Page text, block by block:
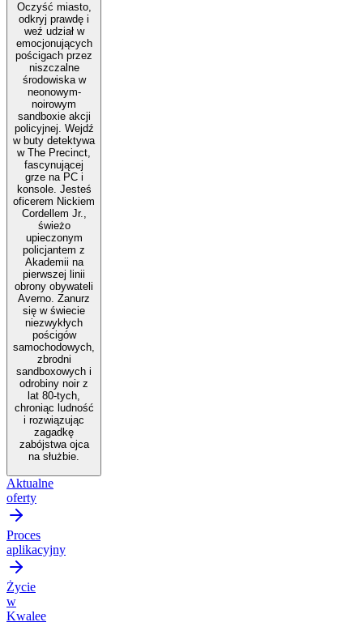
Oczyść miasto,
odkryj prawdę i
weź udział w
emocjonujących
pościgach przez
niszczalne
środowiska w
neonowym-
noirowym
sandboxie akcji
policyjnej. Wejdź
w buty detektywa
w The Precinct,
fascynującej
grze na PC i
konsole. Jesteś
oficerem Nickiem
Cordellem Jr.,
świeżo
upieczonym
policjantem z
Akademii na
pierwszej linii
obrony obywateli
Averno. Zanurz
się w świecie
niezwykłych
pościgów
samochodowych,
zbrodni
sandboxowych i
odrobiny noir z
lat 80-tych,
chroniąc ludność
i rozwiązując
zagadkę
zabójstwa ojca
na służbie.
Aktualne
oferty
Proces
aplikacyjny
Życie
w
Kwalee